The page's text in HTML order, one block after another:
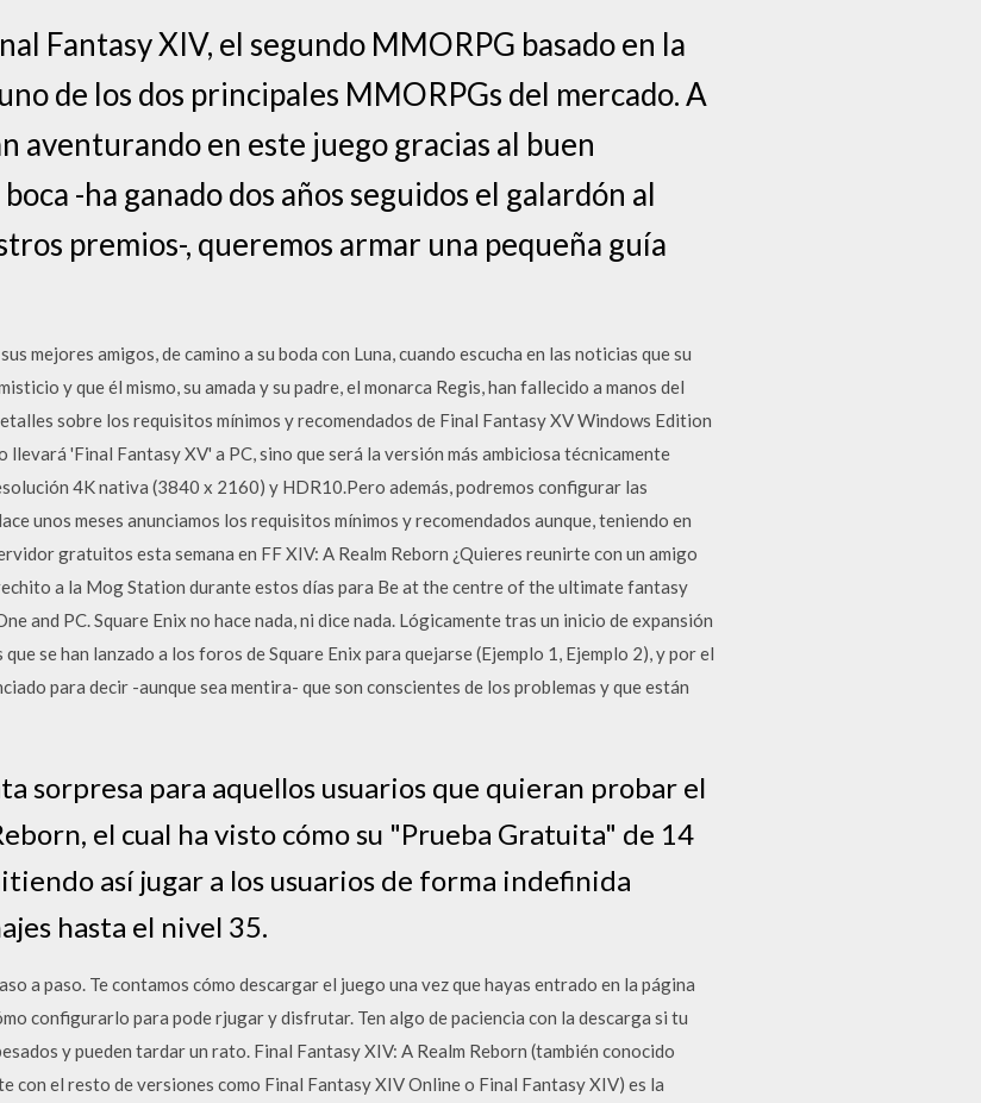
Fantasy XIV, el segundo MMORPG basado en la
de los dos principales MMORPGs del mercado. A
aventurando en este juego gracias al buen
-ha ganado dos años seguidos el galardón al
premios-, queremos armar una pequeña guía
mejores amigos, de camino a su boda con Luna, cuando escucha en las noticias que su
y que él mismo, su amada y su padre, el monarca Regis, han fallecido a manos del
sobre los requisitos mínimos y recomendados de Final Fantasy XV Windows Edition
llevará 'Final Fantasy XV' a PC, sino que será la versión más ambiciosa técnicamente
4K nativa (3840 x 2160) y HDR10.Pero además, podremos configurar las
unos meses anunciamos los requisitos mínimos y recomendados aunque, teniendo en
gratuitos esta semana en FF XIV: A Realm Reborn ¿Quieres reunirte con un amigo
a la Mog Station durante estos días para Be at the centre of the ultimate fantasy
and PC. Square Enix no hace nada, ni dice nada. Lógicamente tras un inicio de expansión
se han lanzado a los foros de Square Enix para quejarse (Ejemplo 1, Ejemplo 2), y por el
para decir -aunque sea mentira- que son conscientes de los problemas y que están
sorpresa para aquellos usuarios que quieran probar el
el cual ha visto cómo su "Prueba Gratuita" de 14
así jugar a los usuarios de forma indefinida
hasta el nivel 35.
a paso. Te contamos cómo descargar el juego una vez que hayas entrado en la página
configurarlo para pode rjugar y disfrutar. Ten algo de paciencia con la descarga si tu
y pueden tardar un rato. Final Fantasy XIV: A Realm Reborn (también conocido
con el resto de versiones como Final Fantasy XIV Online o Final Fantasy XIV) es la